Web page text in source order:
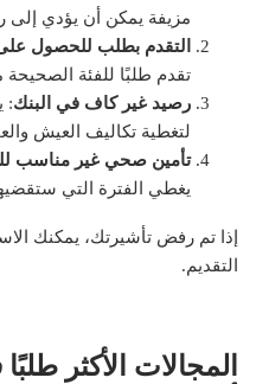
مزيفة يمكن أن يؤدي
التقدم بطلب للحصول
تقدم طلبًا للفئة الصحيحة
رصيد غير كاف في البنك:
لتغطية تكاليف العيش
تأمين صحي غير مناسب
يغطي الفترة التي
إذا تم رفض تأشيرتك، يمكنك
التقديم.
المجالات الأكثر